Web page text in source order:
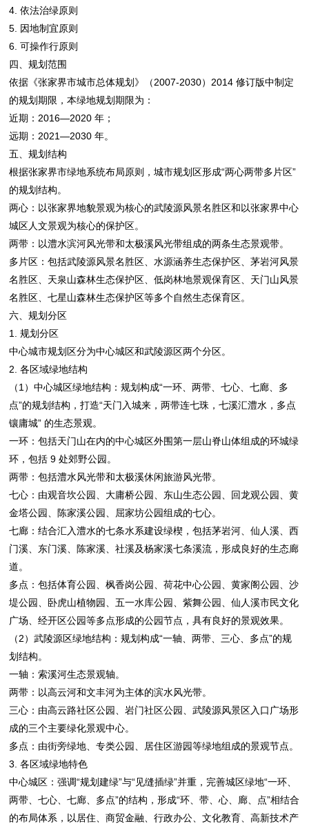
4. 依法治绿原则
5. 因地制宜原则
6. 可操作行原则
四、规划范围
依据《张家界市城市总体规划》（2007-2030）2014 修订版中制定
的规划期限，本绿地规划期限为：
近期：2016—2020 年；
远期：2021—2030 年。
五、规划结构
根据张家界市绿地系统布局原则，城市规划区形成“两心两带多片区”
的规划结构。
两心：以张家界地貌景观为核心的武陵源风景名胜区和以张家界中心
城区人文景观为核心的保护区。
两带：以澧水滨河风光带和太极溪风光带组成的两条生态景观带。
多片区：包括武陵源风景名胜区、水源涵养生态保护区、茅岩河风景
名胜区、天泉山森林生态保护区、低岗林地景观保育区、天门山风景
名胜区、七星山森林生态保护区等多个自然生态保育区。
六、规划分区
1. 规划分区
中心城市规划区分为中心城区和武陵源区两个分区。
2. 各区域绿地结构
（1）中心城区绿地结构：规划构成“一环、两带、七心、七廊、多
点”的规划结构，打造“天门入城来，两带连七珠，七溪汇澧水，多点
镶庸城” 的生态景观。
一环：包括天门山在内的中心城区外围第一层山脊山体组成的环城绿
环，包括 9 处郊野公园。
两带：包括澧水风光带和太极溪休闲旅游风光带。
七心：由观音坎公园、大庸桥公园、东山生态公园、回龙观公园、黄
金塔公园、陈家溪公园、屈家坊公园组成的七心。
七廊：结合汇入澧水的七条水系建设绿楔，包括茅岩河、仙人溪、西
门溪、东门溪、陈家溪、社溪及杨家溪七条溪流，形成良好的生态廊
道。
多点：包括体育公园、枫香岗公园、荷花中心公园、黄家阁公园、沙
堤公园、卧虎山植物园、五一水库公园、紫舞公园、仙人溪市民文化
广场、经开区公园等多点形成的公园节点，具有良好的景观效果。
（2）武陵源区绿地结构：规划构成“一轴、两带、三心、多点”的规
划结构。
一轴：索溪河生态景观轴。
两带：以高云河和文丰河为主体的滨水风光带。
三心：由高云路社区公园、岩门社区公园、武陵源风景区入口广场形
成的三个主要绿化景观中心。
多点：由街旁绿地、专类公园、居住区游园等绿地组成的景观节点。
3. 各区域绿地特色
中心城区：强调“规划建绿”与“见缝插绿”并重，完善城区绿地“一环、
两带、七心、七廊、多点”的结构，形成“环、带、心、廊、点”相结合
的布局体系，以居住、商贸金融、行政办公、文化教育、高新技术产